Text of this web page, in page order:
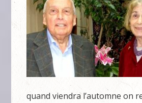
quand viendra l’automne on